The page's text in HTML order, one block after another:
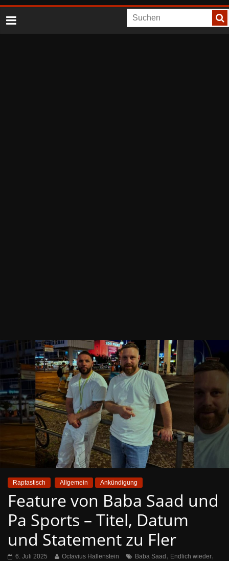
Raptastisch Allgemein Ankündigung
Feature von Baba Saad und
Pa Sports – Titel, Datum
und Statement zu Fler
6. Juli 2025 Octavius Hallenstein Baba Saad , Endlich wieder,